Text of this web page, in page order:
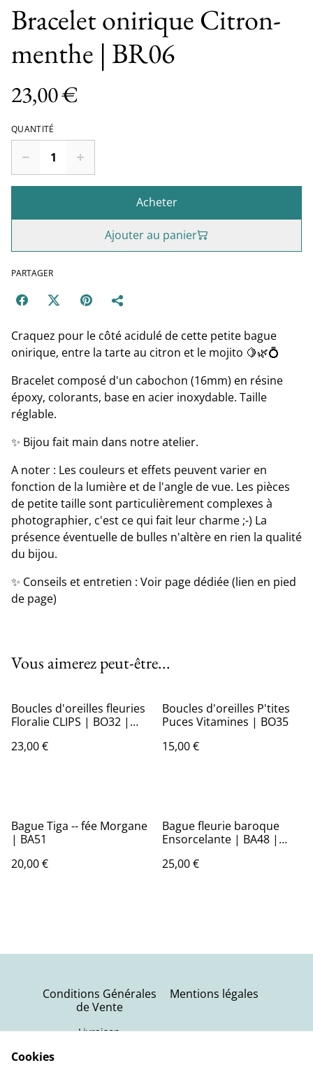
Bracelet onirique Citron-
menthe | BR06
23,00 €
QUANTITÉ
Acheter
Ajouter au panier
PARTAGER
Craquez pour le côté acidulé de cette petite bague
onirique, entre la tarte au citron et le mojito 🍋🌿💍
Bracelet composé d'un cabochon (16mm) en résine
époxy, colorants, base en acier inoxydable. Taille
réglable.
✨ Bijou fait main dans notre atelier.
A noter : Les couleurs et effets peuvent varier en
fonction de la lumière et de l'angle de vue. Les pièces
de petite taille sont particulièrement complexes à
photographier, c'est ce qui fait leur charme ;-) La
présence éventuelle de bulles n'altère en rien la qualité
du bijou.
✨ Conseils et entretien : Voir page dédiée (lien en pied
de page)
Vous aimerez peut-être...
Boucles d'oreilles fleuries
Floralie CLIPS | BO32 |
23,00 €
Boucles d'oreilles P'tites
Puces Vitamines | BO35
15,00 €
Bague Tiga -- fée Morgane
| BA51
20,00 €
Bague fleurie baroque
Ensorcelante | BA48 |
25,00 €
Conditions Générales
de Vente
Livraison
Mentions légales
Cookies